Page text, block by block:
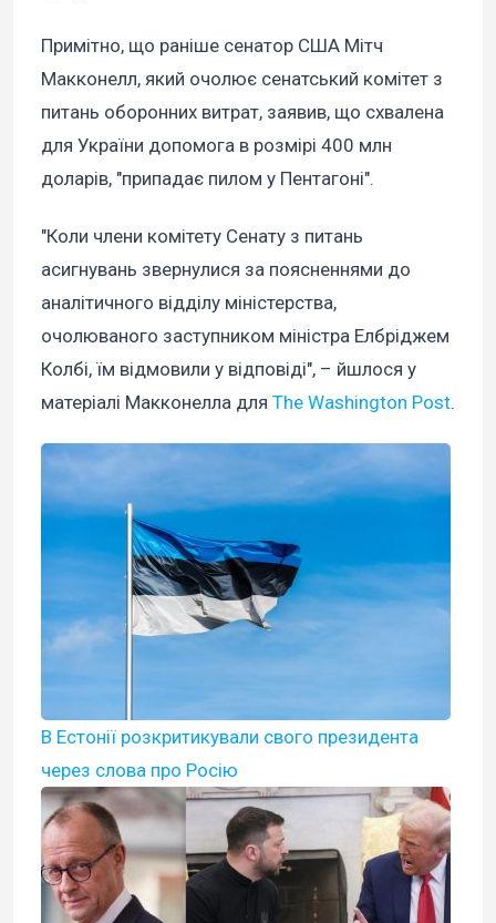
Примітно, що раніше сенатор США Мітч
Макконелл, який очолює сенатський комітет з
питань оборонних витрат, заявив, що схвалена
для України допомога в розмірі 400 млн
доларів, "припадає пилом у Пентагоні".
"Коли члени комітету Сенату з питань
асигнувань звернулися за поясненнями до
аналітичного відділу міністерства,
очолюваного заступником міністра Елбріджем
Колбі, їм відмовили у відповіді", – йшлося у
матеріалі Макконелла для The Washington Post.
В Естонії розкритикували свого президента
через слова про Росію